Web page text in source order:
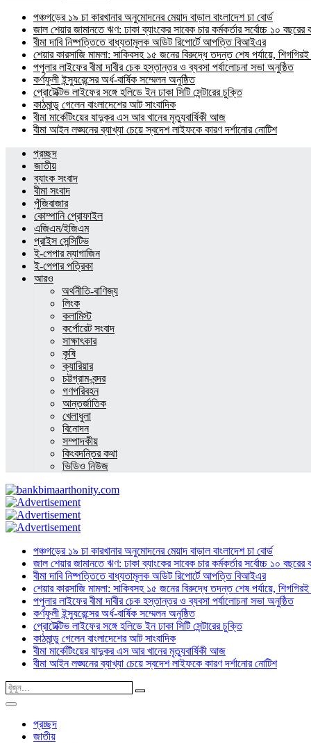
পঞ্চগড়ের ১৯ চা কারখানার অনুমোদনের মেয়াদ বাড়াল বাংলাদেশ চা বোর্ড
জাল শেয়ার জামানতে ঋণ: ঢাকা ব্যাংকের সাবেক চার কর্মকর্তার সর্বোচ্চ ১০ বছরের
বীমা দাবি নিষ্পত্তিতে বাধ্যতামূলক অডিট রিপোর্টে আপত্তি বিআইএর
শেয়ার কারসাজি মামলা: সাকিবসহ ১৫ জনের বিরুদ্ধে তদন্ত শেষ পর্যায়ে, শিগগিরই
পপুলার লাইফের বীমা দাবীর চেক হস্তান্তর ও ব্যবসা পর্যালোচনা সভা অনুষ্ঠিত
কর্ণফুলী ইন্স্যুরেন্সের অর্ধ-বার্ষিক সম্মেলন অনুষ্ঠিত
প্রোটেক্টিভ লাইফের সঙ্গে হলিডে ইন ঢাকা সিটি সেন্টারের চুক্তি
কাঠমান্ডু গেলেন বাংলাদেশের আট সাংবাদিক
বীমা মার্কেটিংয়ের যাদুকর এস আর খানের মৃত্যুবার্ষিকী আজ
বীমা আইন লঙ্ঘনের ব্যাখ্যা চেয়ে স্বদেশ লাইফকে কারণ দর্শানোর নোটিশ
প্রচ্ছদ
জাতীয়
ব্যাংক সংবাদ
বীমা সংবাদ
পুঁজিবাজার
কোম্পানি প্রোফাইল
এজিএম/ইজিএম
প্রাইস সেন্সিটিভ
ই-পেপার ম্যাগাজিন
ই-পেপার পত্রিকা
আরও
অর্থনীতি-বাণিজ্য
লিংক
কলামিস্ট
কর্পোরেট সংবাদ
সাক্ষাৎকার
কৃষি
ক্যারিয়ার
চট্টগ্রাম-বন্দর
গণপরিবহন
আন্তর্জাতিক
খেলাধুলা
বিনোদন
সম্পাদকীয়
কিংবদন্তির কথা
ভিডিও নিউজ
পঞ্চগড়ের ১৯ চা কারখানার অনুমোদনের মেয়াদ বাড়াল বাংলাদেশ চা বোর্ড
জাল শেয়ার জামানতে ঋণ: ঢাকা ব্যাংকের সাবেক চার কর্মকর্তার সর্বোচ্চ ১০ বছরের
বীমা দাবি নিষ্পত্তিতে বাধ্যতামূলক অডিট রিপোর্টে আপত্তি বিআইএর
শেয়ার কারসাজি মামলা: সাকিবসহ ১৫ জনের বিরুদ্ধে তদন্ত শেষ পর্যায়ে, শিগগিরই
পপুলার লাইফের বীমা দাবীর চেক হস্তান্তর ও ব্যবসা পর্যালোচনা সভা অনুষ্ঠিত
কর্ণফুলী ইন্স্যুরেন্সের অর্ধ-বার্ষিক সম্মেলন অনুষ্ঠিত
প্রোটেক্টিভ লাইফের সঙ্গে হলিডে ইন ঢাকা সিটি সেন্টারের চুক্তি
কাঠমান্ডু গেলেন বাংলাদেশের আট সাংবাদিক
বীমা মার্কেটিংয়ের যাদুকর এস আর খানের মৃত্যুবার্ষিকী আজ
বীমা আইন লঙ্ঘনের ব্যাখ্যা চেয়ে স্বদেশ লাইফকে কারণ দর্শানোর নোটিশ
প্রচ্ছদ
জাতীয়